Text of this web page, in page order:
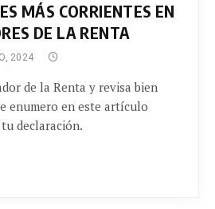
MÁS CORRIENTES EN
DE LA RENTA
2024
de la Renta y revisa bien
enumero en este artículo
declaración.